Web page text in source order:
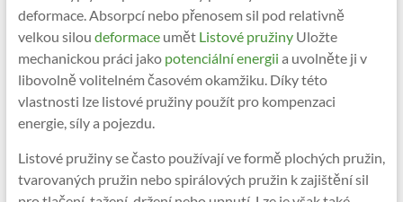
deformace. Absorpcí nebo přenosem sil pod relativně
velkou silou deformaceumět Listové pružinyUložte
mechanickou práci jako potenciální energii a uvolněte ji v
libovolně volitelném časovém okamžiku. Díky této
vlastnosti lze listové pružiny použít pro kompenzaci
energie, síly a pojezdu.
Listové pružiny se často používají ve formě plochých pružin,
tvarovaných pružin nebo spirálových pružin k zajištění sil